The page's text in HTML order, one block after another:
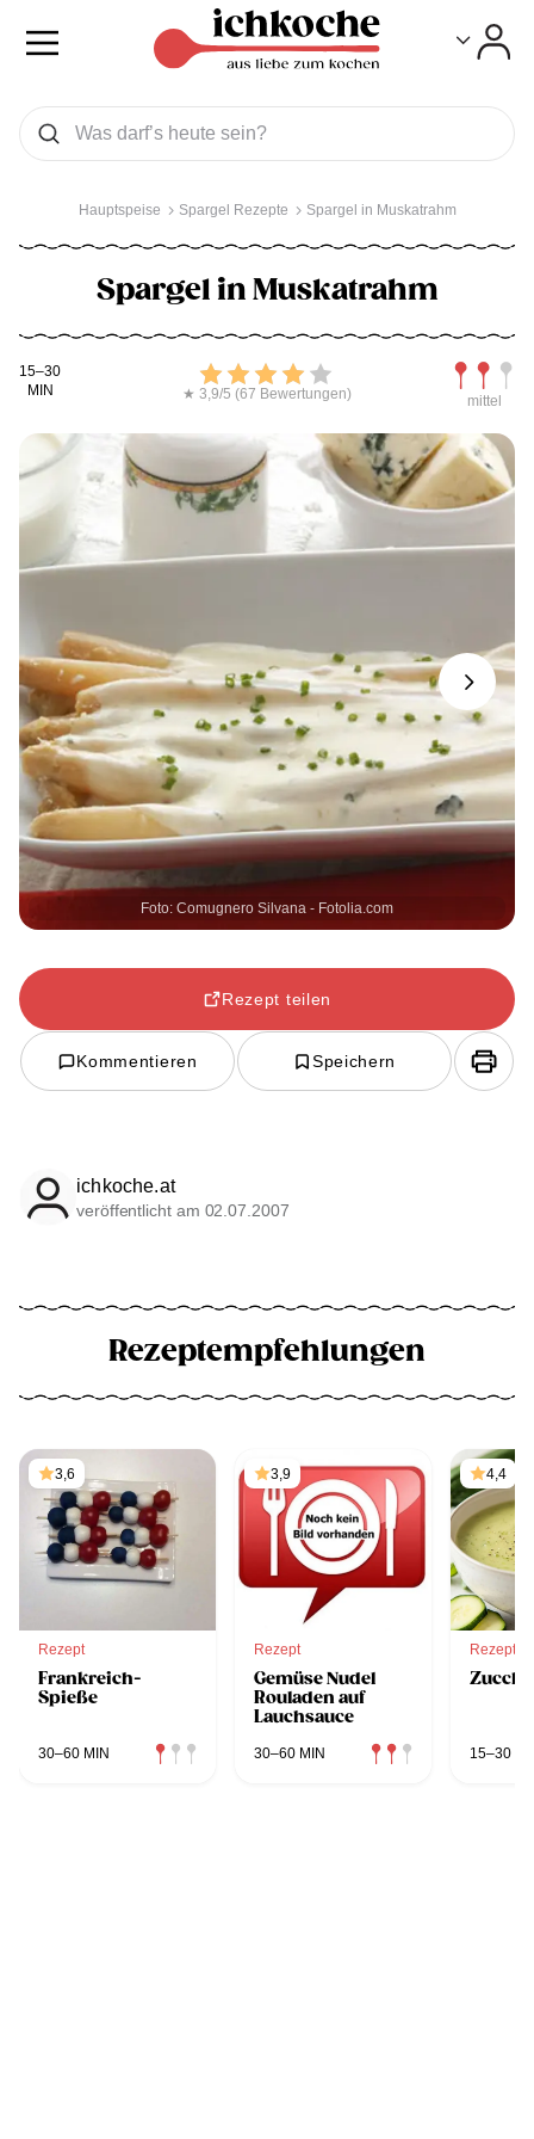
Was wollen Sie suchen
Suchen
Hauptspeise Spargel Rezepte Spargel in Muskatrahm
Spargel in Muskatrahm
Kochdauer
15–30
MIN
Bewerten
★ 3,9/5 (67 Bewertungen) mittel
Foto: Comugnero Silvana - Fotolia.com
Next
Rezept teilen
Kommentieren Speichern
ichkoche.at
veröffentlicht am 02.07.2007
Rezeptempfehlungen
3,6
Rezept
Frankreich-
Spieße
30–60 MIN
3,9
Rezept
Gemüse Nudel
Rouladen auf
Lauchsauce
30–60 MIN
4,4
Rezept
15–30